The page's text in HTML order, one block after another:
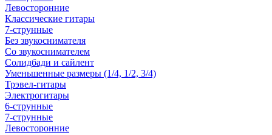
Левосторонние
Классические гитары
7-струнные
Без звукоснимателя
Со звукоснимателем
Солидбади и сайлент
Уменьшенные размеры (1/4, 1/2, 3/4)
Трэвел-гитары
Электрогитары
6-струнные
7-струнные
Левосторонние